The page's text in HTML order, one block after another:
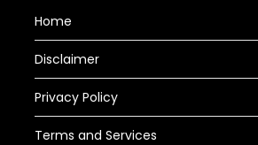
Home
Disclaimer
Privacy Policy
Terms and Services